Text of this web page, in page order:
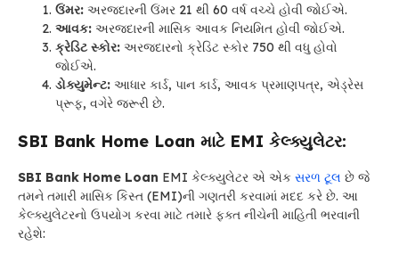
ઉંમર: અરજદારની ઉંમર 21 થી 60 વર્ષ વચ્ચે હોવી જોઈએ.
આવક: અરજદારની માસિક આવક નિયમિત હોવી જોઈએ.
ક્રેડિટ સ્કોર: અરજદારનો ક્રેડિટ સ્કોર 750 થી વધુ હોવો
જોઈએ.
ડોક્યુમેન્ટ: આધાર કાર્ડ, પાન કાર્ડ, આવક પ્રમાણપત્ર, એડ્રેસ
પ્રૂફ, વગેરે જરૂરી છે.
SBI Bank Home Loan માટે EMI કેલ્ક્યુલેટર:
SBI Bank Home Loan EMI કેલ્ક્યુલેટર એ એક સરળ ટૂલ છે જે
તમને તમારી માસિક કિસ્ત (EMI)ની ગણતરી કરવામાં મદદ કરે છે. આ
કેલ્ક્યુલેટરનો ઉપયોગ કરવા માટે તમારે ફક્ત નીચેની માહિતી ભરવાની
રહેશે: